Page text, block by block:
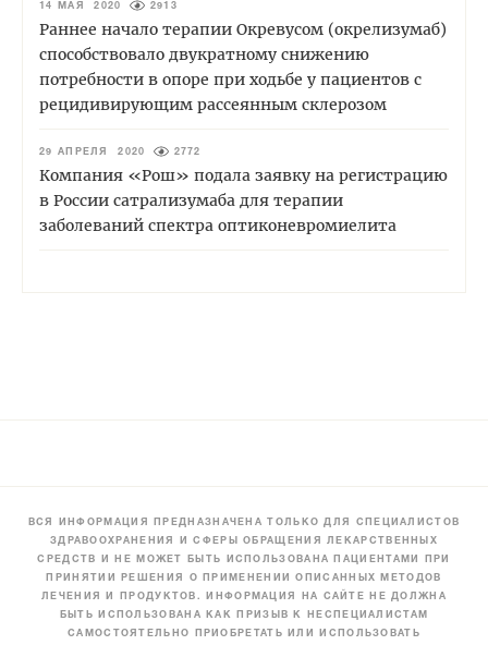
14 МАЯ 2020 2913
Раннее начало терапии Окревусом (окрелизумаб)
способствовало двукратному снижению
потребности в опоре при ходьбе у пациентов с
рецидивирующим рассеянным склерозом
29 АПРЕЛЯ 2020 2772
Компания «Рош» подала заявку на регистрацию
в России сатрализумаба для терапии
заболеваний спектра оптиконевромиелита
ВСЯ ИНФОРМАЦИЯ ПРЕДНАЗНАЧЕНА ТОЛЬКО ДЛЯ СПЕЦИАЛИСТОВ
ЗДРАВООХРАНЕНИЯ И СФЕРЫ ОБРАЩЕНИЯ ЛЕКАРСТВЕННЫХ
СРЕДСТВ И НЕ МОЖЕТ БЫТЬ ИСПОЛЬЗОВАНА ПАЦИЕНТАМИ ПРИ
ПРИНЯТИИ РЕШЕНИЯ О ПРИМЕНЕНИИ ОПИСАННЫХ МЕТОДОВ
ЛЕЧЕНИЯ И ПРОДУКТОВ. ИНФОРМАЦИЯ НА САЙТЕ НЕ ДОЛЖНА
БЫТЬ ИСПОЛЬЗОВАНА КАК ПРИЗЫВ К НЕСПЕЦИАЛИСТАМ
САМОСТОЯТЕЛЬНО ПРИОБРЕТАТЬ ИЛИ ИСПОЛЬЗОВАТЬ